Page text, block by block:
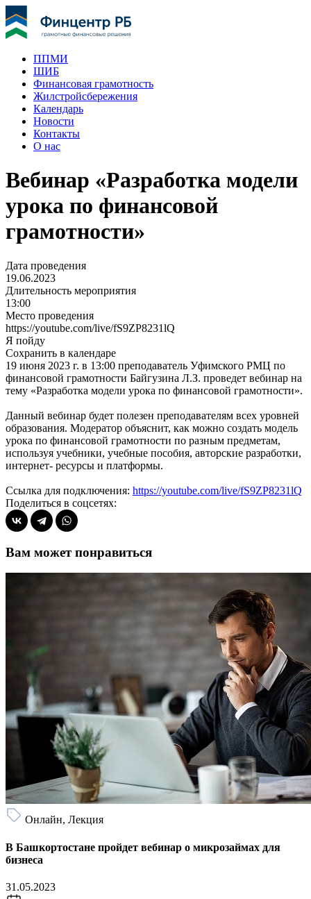
ППМИ
ШИБ
Финансовая грамотность
Жилстройсбережения
Календарь
Новости
Контакты
О нас
Вебинар «Разработка модели
урока по финансовой
грамотности»
Дата проведения
19.06.2023
Длительность мероприятия
13:00
Место проведения
https://youtube.com/live/fS9ZP8231lQ
Я пойду
Сохранить в календаре
19 июня 2023 г. в 13:00 преподаватель Уфимского РМЦ по
финансовой грамотности Байгузина Л.З. проведет вебинар на
тему «Разработка модели урока по финансовой грамотности».
Данный вебинар будет полезен преподавателям всех уровней
образования. Модератор объяснит, как можно создать модель
урока по финансовой грамотности по разным предметам,
используя учебники, учебные пособия, авторские разработки,
интернет- ресурсы и платформы.
Ссылка для подключения: https://youtube.com/live/fS9ZP8231lQ
Поделиться в соцсетях:
Вам может понравиться
Онлайн, Лекция
В Башкортостане пройдет вебинар о микрозаймах для
бизнеса
31.05.2023